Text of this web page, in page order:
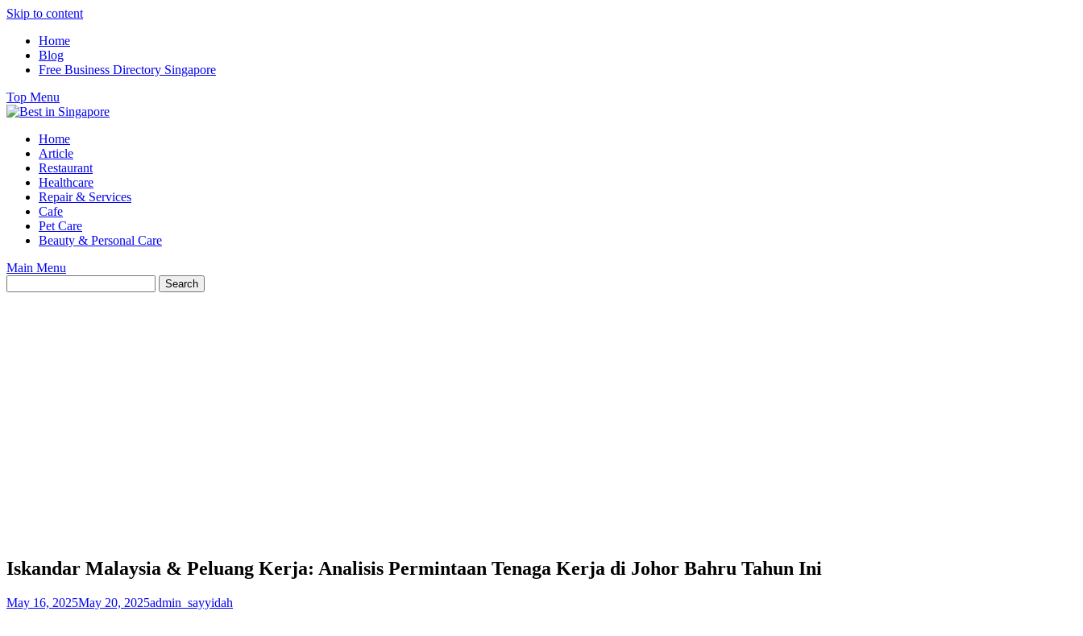
Skip to content
Home
Blog
Free Business Directory Singapore
Top Menu
Home
Article
Restaurant
Healthcare
Repair & Services
Cafe
Pet Care
Beauty & Personal Care
Main Menu
Iskandar Malaysia & Peluang Kerja: Analisis Permintaan Tenaga Kerja di Johor Bahru Tahun Ini
May 16, 2025May 20, 2025admin_sayyidah